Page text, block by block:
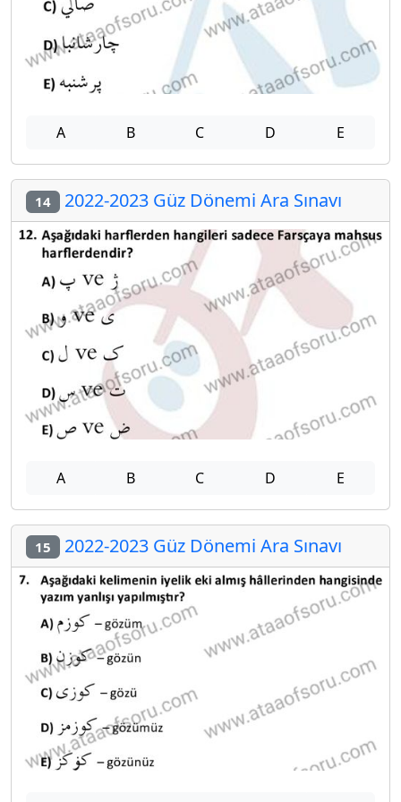
A B C D E
14 2022-2023 Güz Dönemi Ara Sınavı
A B C D E
15 2022-2023 Güz Dönemi Ara Sınavı